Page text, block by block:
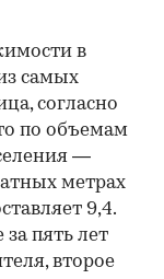
в
самых
согласно
по объемам
—
метрах
9,4.
за пять лет
второе